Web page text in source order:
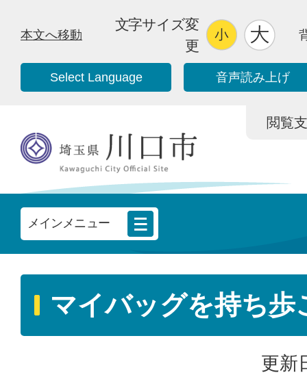
本文へ移動
文字サイズ変
更
Select Language 音声読み上げ
閲覧
メインメニュー
マイバッグを持ち歩
更新